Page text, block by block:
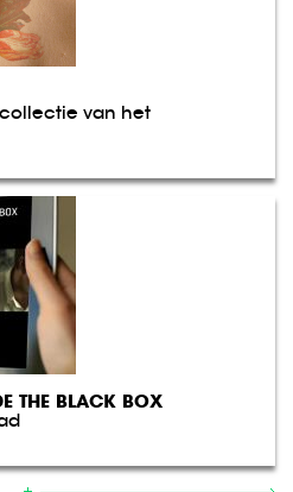
van het
THE BLACK BOX